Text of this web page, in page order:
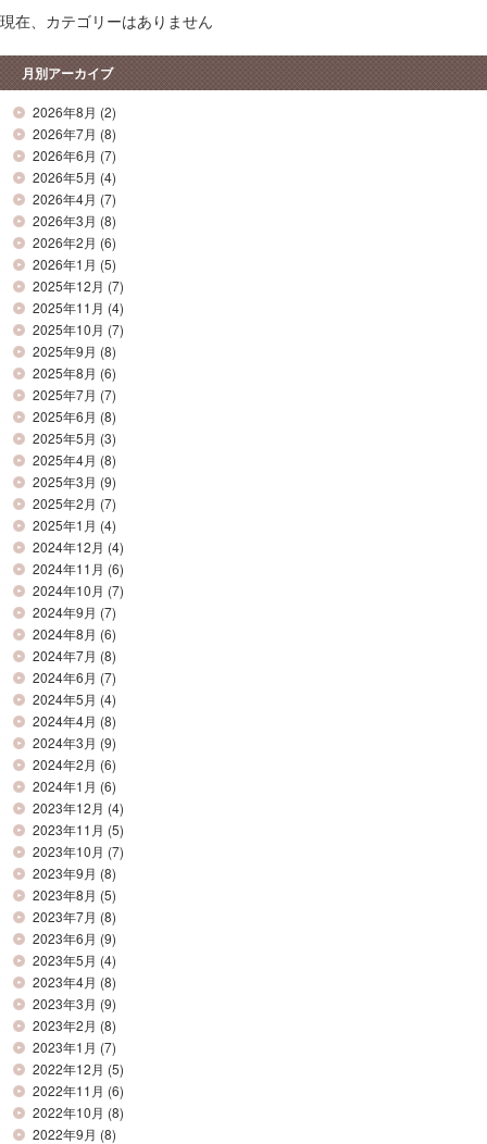
現在、カテゴリーはありません
月別アーカイブ
2026年8月 (2)
2026年7月 (8)
2026年6月 (7)
2026年5月 (4)
2026年4月 (7)
2026年3月 (8)
2026年2月 (6)
2026年1月 (5)
2025年12月 (7)
2025年11月 (4)
2025年10月 (7)
2025年9月 (8)
2025年8月 (6)
2025年7月 (7)
2025年6月 (8)
2025年5月 (3)
2025年4月 (8)
2025年3月 (9)
2025年2月 (7)
2025年1月 (4)
2024年12月 (4)
2024年11月 (6)
2024年10月 (7)
2024年9月 (7)
2024年8月 (6)
2024年7月 (8)
2024年6月 (7)
2024年5月 (4)
2024年4月 (8)
2024年3月 (9)
2024年2月 (6)
2024年1月 (6)
2023年12月 (4)
2023年11月 (5)
2023年10月 (7)
2023年9月 (8)
2023年8月 (5)
2023年7月 (8)
2023年6月 (9)
2023年5月 (4)
2023年4月 (8)
2023年3月 (9)
2023年2月 (8)
2023年1月 (7)
2022年12月 (5)
2022年11月 (6)
2022年10月 (8)
2022年9月 (8)